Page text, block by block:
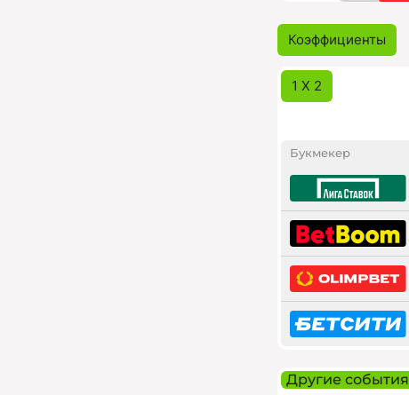
Коэффициенты
1 X 2
Букмекер
Другие события